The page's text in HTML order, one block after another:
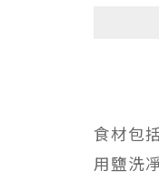
食材包
用鹽洗